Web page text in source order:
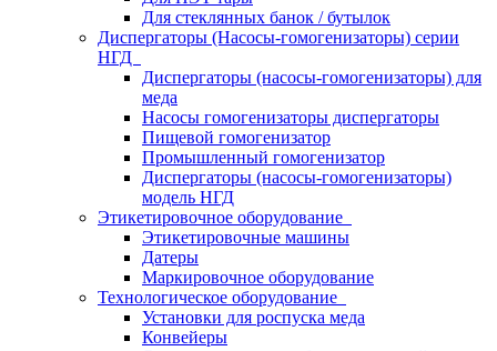
Для стеклянных банок / бутылок
Диспергаторы (Насосы-гомогенизаторы) серии
НГД
Диспергаторы (насосы-гомогенизаторы) для
меда
Насосы гомогенизаторы диспергаторы
Пищевой гомогенизатор
Промышленный гомогенизатор
Диспергаторы (насосы-гомогенизаторы)
модель НГД
Этикетировочное оборудование
Этикетировочные машины
Датеры
Маркировочное оборудование
Технологическое оборудование
Установки для роспуска меда
Конвейеры